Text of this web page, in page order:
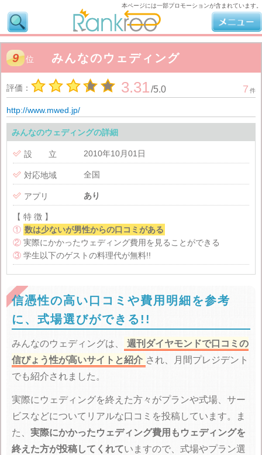
9 位 みんなのウェディング
評価： 3.31/5.0 7 件
http://www.mwed.jp/
みんなのウェディングの詳細
 設 立 2010年10月01日
 対応地域 全国
 アプリ あり
【 特 徴 】
① 数は少ないが男性からの口コミがある
② 実際にかかったウェディング費用を見ることができる
③ 学生以下のゲストの料理代が無料!!
信憑性の高い口コミや費用明細を参考
に、式場選びができる!!
みんなのウェディングは、
週刊ダイヤモンドで口コミの
信ぴょう性が高いサイトと紹介 され、月間プレジデント
でも紹介されました。
実際にウェディングを終えた方々がプランや式場、サー
ビスなどについてリアルな口コミを投稿しています。ま
た、 実際にかかったウェディング費用もウェディングを
終えた方が投稿してくれていますので、式場やプラン選
本ページには一部プロモーションが含まれています。